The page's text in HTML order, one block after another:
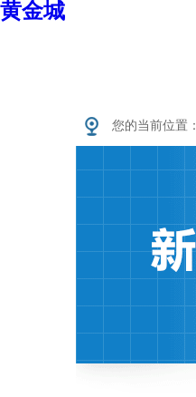
黄金城
您的当前位置：